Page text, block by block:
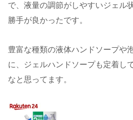
で、液量の調節がしやすいジェル
勝手が良かったです。
豊富な種類の液体ハンドソープや
に、ジェルハンドソープも定着し
なと思ってます。